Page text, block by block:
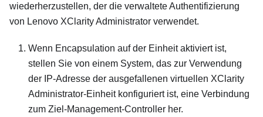
wiederherzustellen, der die verwaltete Authentifizierung
von Lenovo XClarity Administrator verwendet.
Wenn Encapsulation auf der Einheit aktiviert ist,
stellen Sie von einem System, das zur Verwendung
der IP-Adresse der ausgefallenen virtuellen XClarity
Administrator-Einheit konfiguriert ist, eine Verbindung
zum Ziel-Management-Controller her.